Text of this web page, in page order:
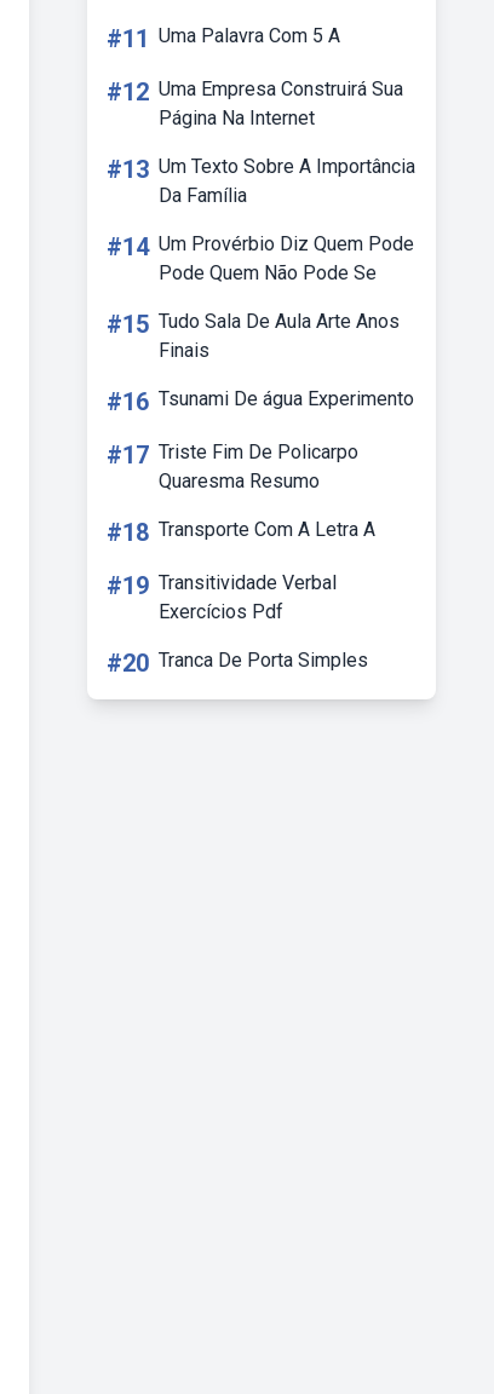
#11 Uma Palavra Com 5 A
#12 Uma Empresa Construirá Sua
Página Na Internet
#13 Um Texto Sobre A Importância
Da Família
#14 Um Provérbio Diz Quem Pode
Pode Quem Não Pode Se
#15 Tudo Sala De Aula Arte Anos
Finais
#16 Tsunami De água Experimento
#17 Triste Fim De Policarpo
Quaresma Resumo
#18 Transporte Com A Letra A
#19 Transitividade Verbal
Exercícios Pdf
#20 Tranca De Porta Simples